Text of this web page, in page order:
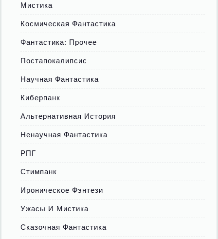
Мистика
Космическая Фантастика
Фантастика: Прочее
Постапокалипсис
Научная Фантастика
Киберпанк
Альтернативная История
Ненаучная Фантастика
РПГ
Стимпанк
Ироническое Фэнтези
Ужасы И Мистика
Сказочная Фантастика